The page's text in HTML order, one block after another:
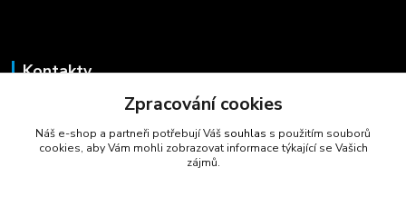
Kontakty
+420 723 725 881
(Po-Pá, 8-16 hod.)
Zpracování cookies
Náš e-shop a partneři potřebují Váš souhlas s použitím souborů
cookies, aby Vám mohli zobrazovat informace týkající se Vašich
zájmů.